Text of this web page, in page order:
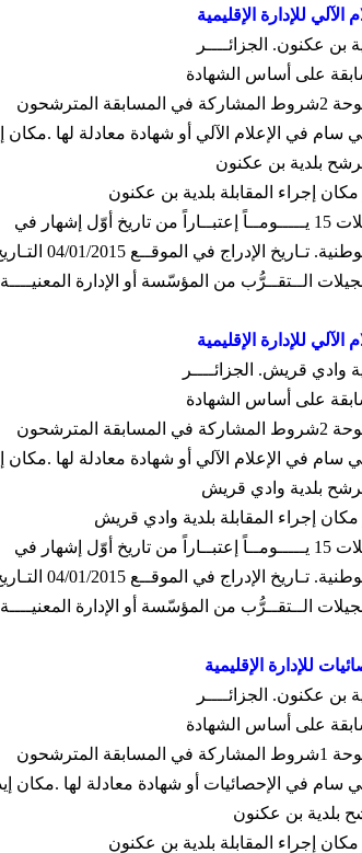
للإدارة الإقليمية
بن عكنون. الجزائــــر
على أساس الشهادة
2شروط المشاركة في المسابقة المترشحون
سام في الإعلام الآلي أو شهادة معادلة لها .مكان
بلدية بن عكنون
مكان إجراء المقابلة بلدية بن عكنون
15 يـــــومــاً إعتبــاراً من تاريخ أوّل إشهار في
. تـاريخ الإدراج في الموقــع 04/01/2015
الــتقــرُّب من المؤسّسة أو الإدارة المعنيــــة
للإدارة الإقليمية
وادي قريش. الجزائــــر
على أساس الشهادة
2شروط المشاركة في المسابقة المترشحون
سام في الإعلام الآلي أو شهادة معادلة لها .مكان
بلدية وادي قريش
مكان إجراء المقابلة بلدية وادي قريش
15 يـــــومــاً إعتبــاراً من تاريخ أوّل إشهار في
. تـاريخ الإدراج في الموقــع 04/01/2015
الــتقــرُّب من المؤسّسة أو الإدارة المعنيــــة
للإدارة الإقليمية
بن عكنون. الجزائــــر
على أساس الشهادة
1شروط المشاركة في المسابقة المترشحون
سام في الإحصائيات أو شهادة معادلة لها .مكان
بلدية بن عكنون
مكان إجراء المقابلة بلدية بن عكنون